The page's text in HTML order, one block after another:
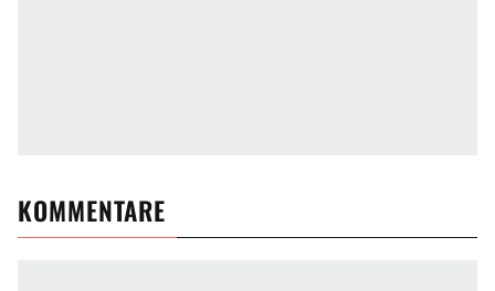
KOMMENTARE